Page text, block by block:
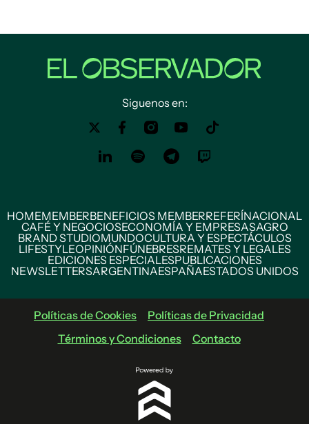
Siguenos en:
HOMEMEMBERBENEFICIOS MEMBERREFERÍNACIONAL
CAFÉ Y NEGOCIOSECONOMÍA Y EMPRESASAGRO
BRAND STUDIOMUNDOCULTURA Y ESPECTÁCULOS
LIFESTYLEOPINIÓNFÚNEBRESREMATES Y LEGALES
EDICIONES ESPECIALESPUBLICACIONES
NEWSLETTERSARGENTINAESPAÑAESTADOS UNIDOS
Políticas de Cookies
Políticas de Privacidad
Términos y Condiciones
Contacto